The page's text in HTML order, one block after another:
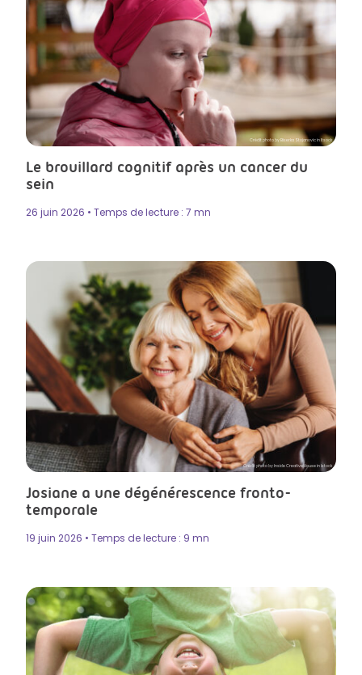
Crédit photo by Biserka Stojanovic in Itsock
Le brouillard cognitif après un cancer du
sein
26 juin 2026 • Temps de lecture : 7 mn
Crédit photo by Inside Creative House in Istock
Josiane a une dégénérescence fronto-
temporale
19 juin 2026 • Temps de lecture : 9 mn